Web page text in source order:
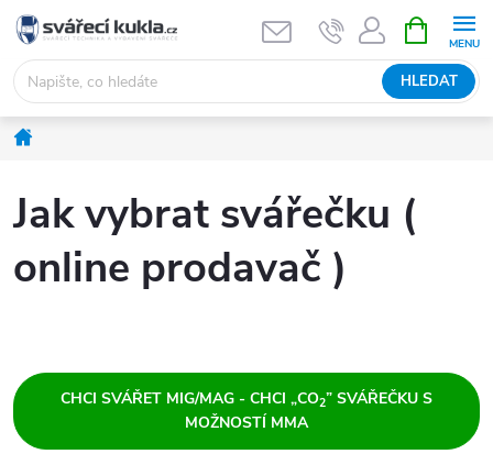
Přejít na obsah
HLEDAT
Domů
Jak vybrat svářečku (
online prodavač )
CHCI SVÁŘET MIG/MAG - CHCI „CO2” SVÁŘEČKU S
MOŽNOSTÍ MMA